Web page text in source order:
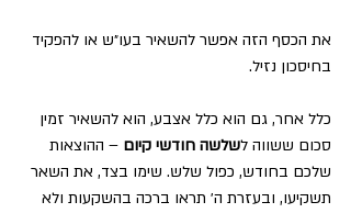
את הכסף הזה אפשר להשאיר בעו״ש או להפקיד
בחיסכון נזיל.
כלל אחר, גם הוא כלל אצבע, הוא להשאיר זמין
סכום ששווה לשלשה חודשי קיום – ההוצאות
שלכם בחודש, כפול שלש. שימו בצד, את השאר
תשקיעו, ובעזרת ה׳ תראו ברכה בהשקעות ולא